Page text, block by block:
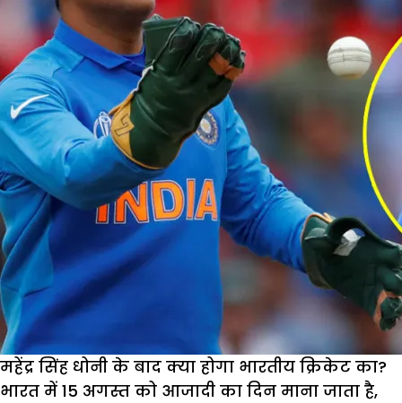
महेंद्र सिंह धोनी के बाद क्या होगा भारतीय क्रिकेट का?
भारत में 15 अगस्त को आजादी का दिन माना जाता है,